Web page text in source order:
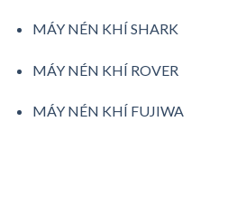
MÁY NÉN KHÍ SHARK
MÁY NÉN KHÍ ROVER
MÁY NÉN KHÍ FUJIWA